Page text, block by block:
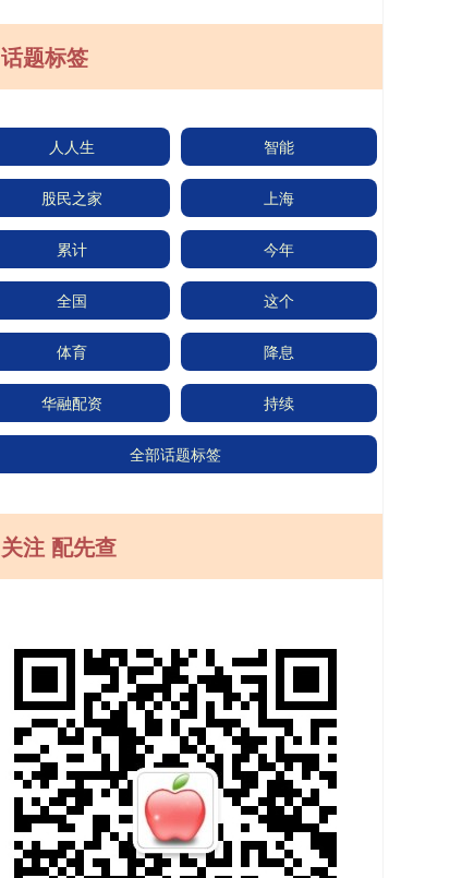
话题标签
人人生 智能
股民之家 上海
累计 今年
全国 这个
体育 降息
华融配资 持续
全部话题标签
关注 配先查